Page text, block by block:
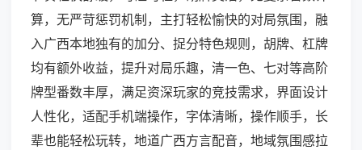
算，无严苛惩罚机制，主打轻松愉快的对局氛围，融
入广西本地独有的加分、捉分特色规则，胡牌、杠牌
均有额外收益，提升对局乐趣，清一色、七对等高阶
牌型番数丰厚，满足资深玩家的竞技需求，界面设计
人性化，适配手机端操作，字体清晰，操作顺手，长
辈也能轻松玩转，地道广西方言配音，地域氛围感拉